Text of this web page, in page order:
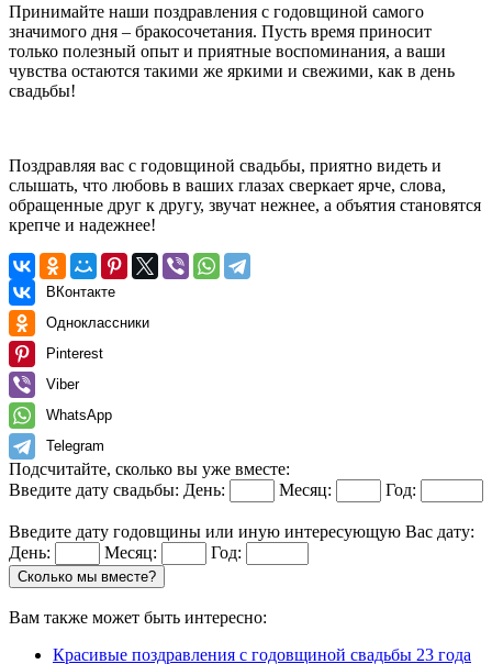
Принимайте наши поздравления с годовщиной самого
значимого дня – бракосочетания. Пусть время приносит
только полезный опыт и приятные воспоминания, а ваши
чувства остаются такими же яркими и свежими, как в день
свадьбы!
Поздравляя вас с годовщиной свадьбы, приятно видеть и
слышать, что любовь в ваших глазах сверкает ярче, слова,
обращенные друг к другу, звучат нежнее, а объятия становятся
крепче и надежнее!
ВКонтакте
Одноклассники
Pinterest
Viber
WhatsApp
Telegram
Подсчитайте, сколько вы уже вместе:
Введите дату свадьбы: День: Месяц: Год:
Введите дату годовщины или иную интересующую Вас дату:
День:
Месяц: Год:
Сколько мы вместе?
Вам также может быть интересно:
Красивые поздравления с годовщиной свадьбы 23 года